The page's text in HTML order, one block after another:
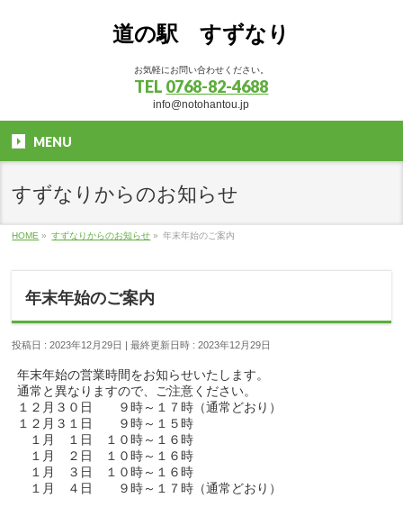
道の駅 すずなり
お気軽にお問い合わせください。
TEL 0768-82-4688
info@notohantou.jp
MENU
すずなりからのお知らせ
HOME » すずなりからのお知らせ » 年末年始のご案内
年末年始のご案内
投稿日 : 2023年12月29日 最終更新日時 : 2023年12月29日
年末年始の営業時間をお知らせいたします。
通常と異なりますので、ご注意ください。
１２月３０日 ９時～１７時（通常どおり）
１２月３１日 ９時～１５時
１月 １日 １０時～１６時
１月 ２日 １０時～１６時
１月 ３日 １０時～１６時
１月 ４日 ９時～１７時（通常どおり）